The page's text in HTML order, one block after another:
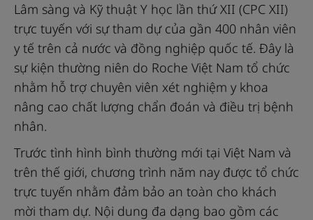
Lâm sàng và Kỹ thuật Y học lần thứ XII (CPC XII)
trực tuyến với sự tham dự của gần 400 nhân viên
y tế trên cả nước và đồng nghiệp quốc tế. Đây là
sự kiện thường niên do Roche Việt Nam tổ chức
nhằm hỗ trợ chuyên viên xét nghiệm y khoa
nâng cao chất lượng chẩn đoán và điều trị bệnh
nhân.
Trước tình hình bình thường mới tại Việt Nam và
trên thế giới, chương trình năm nay được tổ chức
trực tuyến nhằm đảm bảo an toàn cho khách
mời tham dự. Nội dung đa dạng bao gồm các